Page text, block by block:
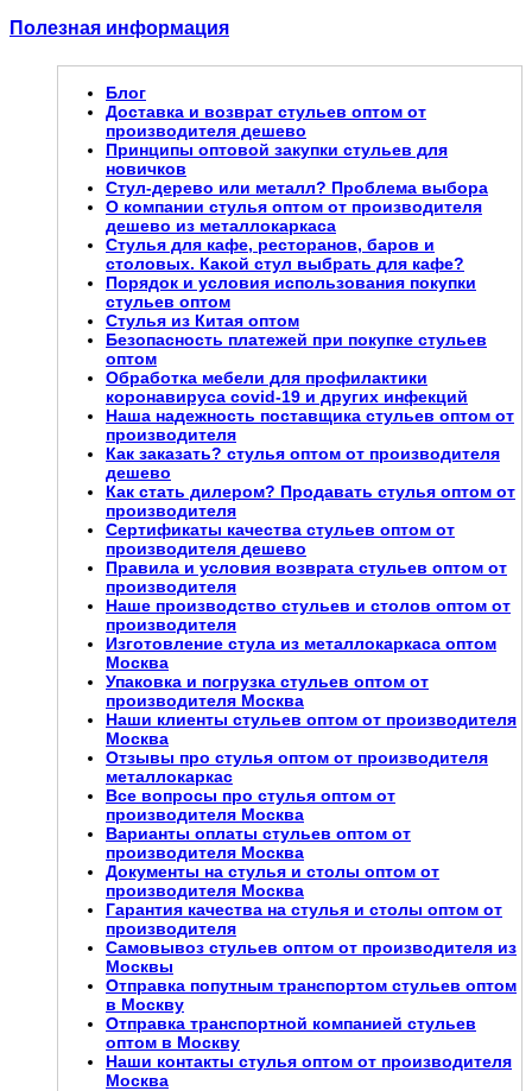
Полезная информация
Блог
Доставка и возврат стульев оптом от
производителя дешево
Принципы оптовой закупки стульев для
новичков
Стул-дерево или металл? Проблема выбора
О компании стулья оптом от производителя
дешево из металлокаркаса
Стулья для кафе, ресторанов, баров и
столовых. Какой стул выбрать для кафе?
Порядок и условия использования покупки
стульев оптом
Стулья из Китая оптом
Безопасность платежей при покупке стульев
оптом
Обработка мебели для профилактики
коронавируса covid-19 и других инфекций
Наша надежность поставщика стульев оптом от
производителя
Как заказать? стулья оптом от производителя
дешево
Как стать дилером? Продавать стулья оптом от
производителя
Сертификаты качества стульев оптом от
производителя дешево
Правила и условия возврата стульев оптом от
производителя
Наше производство стульев и столов оптом от
производителя
Изготовление стула из металлокаркаса оптом
Москва
Упаковка и погрузка стульев оптом от
производителя Москва
Наши клиенты стульев оптом от производителя
Москва
Отзывы про стулья оптом от производителя
металлокаркас
Все вопросы про стулья оптом от
производителя Москва
Варианты оплаты стульев оптом от
производителя Москва
Документы на стулья и столы оптом от
производителя Москва
Гарантия качества на стулья и столы оптом от
производителя
Самовывоз стульев оптом от производителя из
Москвы
Отправка попутным транспортом стульев оптом
в Москву
Отправка транспортной компанией стульев
оптом в Москву
Наши контакты стулья оптом от производителя
Москва